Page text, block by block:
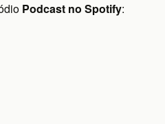
Podcast no Spotify: